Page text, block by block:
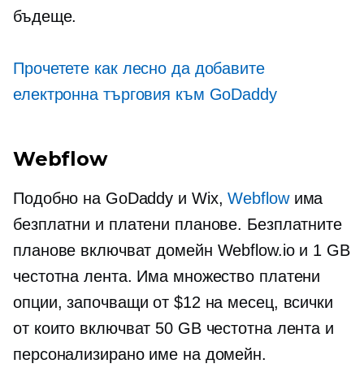
бъдеще.
Прочетете как лесно да добавите
електронна търговия към GoDaddy
Webflow
Подобно на GoDaddy и Wix,Webflowима
безплатни и платени планове. Безплатните
планове включват домейн Webflow.io и 1 GB
честотна лента. Има множество платени
опции, започващи от $12 на месец, всички
от които включват 50 GB честотна лента и
персонализирано име на домейн.